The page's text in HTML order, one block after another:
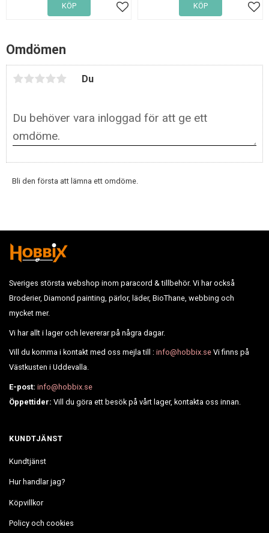
Omdömen
Du
Bli den första att lämna ett omdöme.
Lägg till i favoriter
KÖP KÖP
Sveriges största webshop inom paracord & tillbehör. Vi har också
Broderier, Diamond painting, pärlor, läder, BioThane, webbing och
mycket mer.
Vi har allt i lager och levererar på några dagar.
Vill du komma i kontakt med oss mejla till :info@hobbix.se Vi finns på
Västkusten i Uddevalla.
E-post: info@hobbix.se
Öppettider: Vill du göra ett besök på vårt lager, kontakta oss innan.
KUNDTJÄNST
Kundtjänst
Hur handlar jag?
Köpvillkor
Policy och cookies